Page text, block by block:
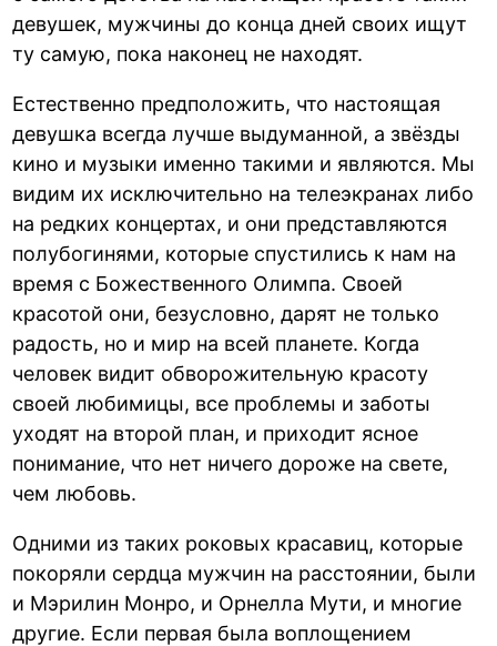
девушек, мужчины до конца дней своих ищут
ту самую, пока наконец не находят.
Естественно предположить, что настоящая
девушка всегда лучше выдуманной, а звёзды
кино и музыки именно такими и являются. Мы
видим их исключительно на телеэкранах либо
на редких концертах, и они представляются
полубогинями, которые спустились к нам на
время с Божественного Олимпа. Своей
красотой они, безусловно, дарят не только
радость, но и мир на всей планете. Когда
человек видит обворожительную красоту
своей любимицы, все проблемы и заботы
уходят на второй план, и приходит ясное
понимание, что нет ничего дороже на свете,
чем любовь.
Одними из таких роковых красавиц, которые
покоряли сердца мужчин на расстоянии, были
и Мэрилин Монро, и Орнелла Мути, и многие
другие. Если первая была воплощением